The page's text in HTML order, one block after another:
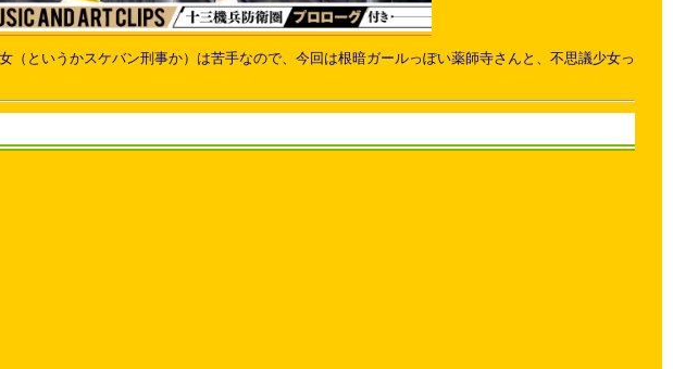
というかスケバン刑事か）は苦手なので、今回は根暗ガールっぽい薬師寺さんと、不思議少女っ